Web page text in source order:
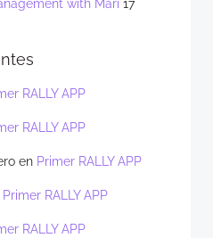
with Mari 17
RALLY APP
RALLY APP
en Primer RALLY APP
Primer RALLY APP
RALLY APP